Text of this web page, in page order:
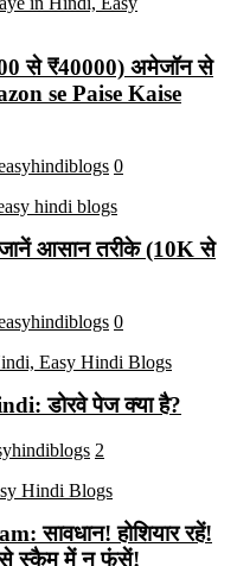
से ₹40000) अमेजॉन से
se Paise Kaise
0
आसान तरीके (10K से
0
डोरवे पेज क्या है?
2
सावधान! होशियार रहें!
स्कैम में न फंसें!